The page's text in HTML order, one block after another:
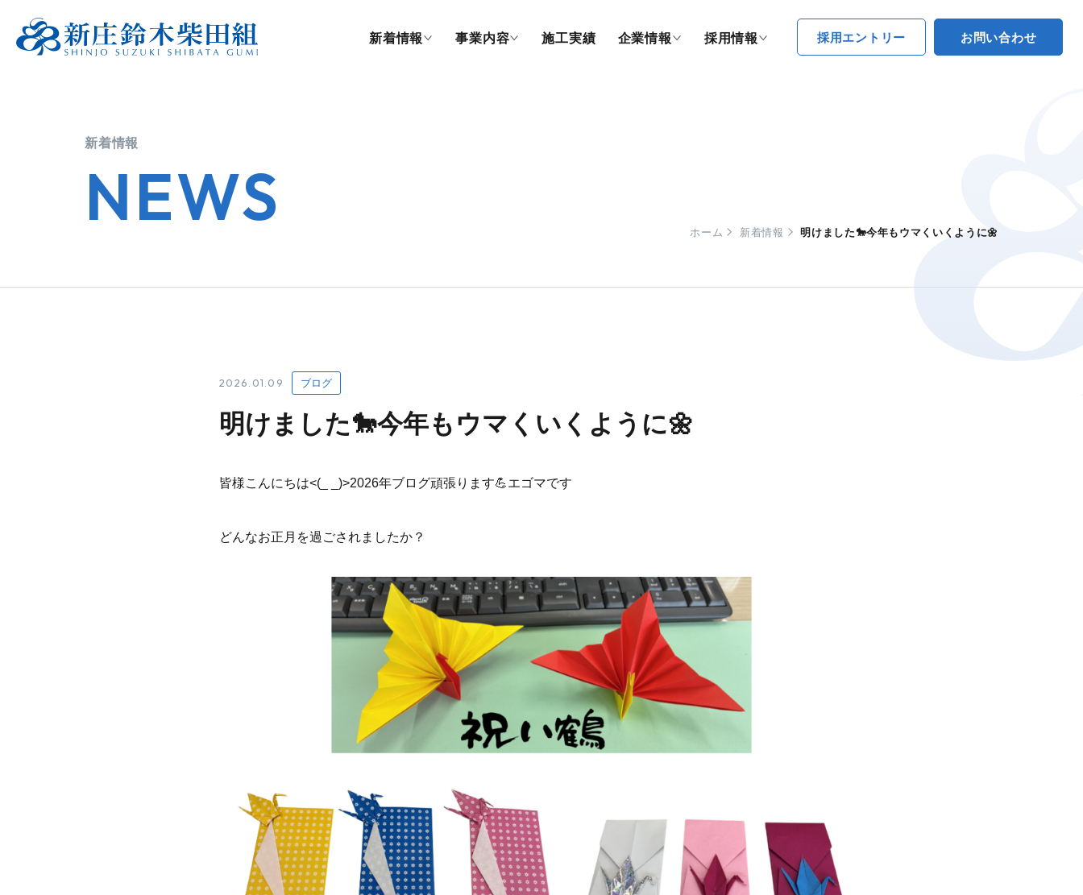
新着情報 事業内容 施工実績 企業情報 採用情報 採用エントリー お問い合わせ
新着情報
NEWS ホーム 新着情報 明けました🐎今年もウマくいくように🌼
2026.01.09 ブログ
明けました🐎今年もウマくいくように🌼
皆様こんにちは<(_ _)>2026年ブログ頑張ります💪エゴマです
どんなお正月を過ごされましたか？